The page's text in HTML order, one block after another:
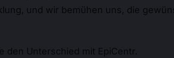
und wir bemühen uns, die
den Unterschied mit EpiCentr.